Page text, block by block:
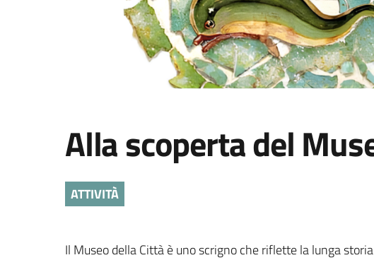
Alla scoperta del
ATTIVITÀ
Il Museo della Città è uno scrigno che riflette la lunga